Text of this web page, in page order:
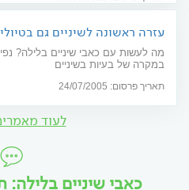
עזרה ראשונה לשיניים גם
במקרה של בעיות בשיניים
תאריך פרסום: 24/07/2005
לעוד
כאבי שיניים